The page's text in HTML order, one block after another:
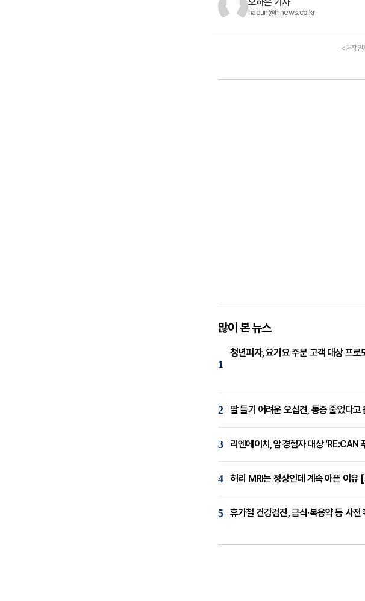
haeun@hinews.co.kr
<저작권
많이 본 뉴스
1
청년피자, 요기요 주문 고객 대상 프로
2 팔 들기 어려운 오십견, 통증 줄었다
3 리엔에이치, 암경험자 대상 ‘RE:CAN
4 허리 MRI는 정상인데 계속 아픈 이유
5 휴가철 건강검진, 금식·복용약 등 사